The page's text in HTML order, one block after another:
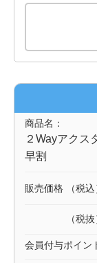
商品名：
２Wayアク
早割
販売価格 （税込
（税抜
会員付与ポイン